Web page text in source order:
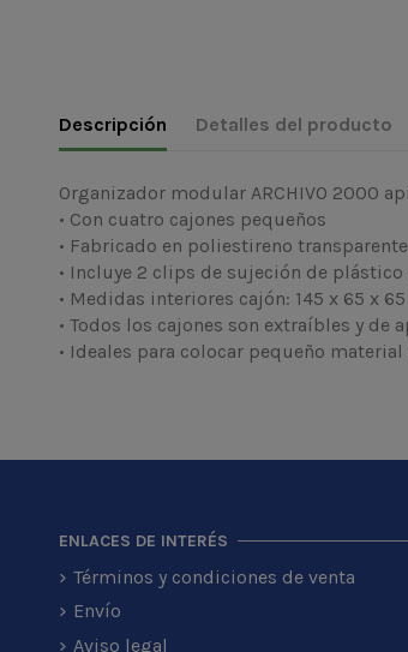
Descripción Detalles del producto
Organizador modular ARCHIVO 2000
• Con cuatro cajones pequeños
• Fabricado en poliestireno
• Incluye 2 clips de sujeción de
• Medidas interiores cajón: 145 x 65 x
• Todos los cajones son extraíbles y de
• Ideales para colocar pequeño
ENLACES DE INTERÉS
Términos y condiciones de venta
Envío
Aviso legal